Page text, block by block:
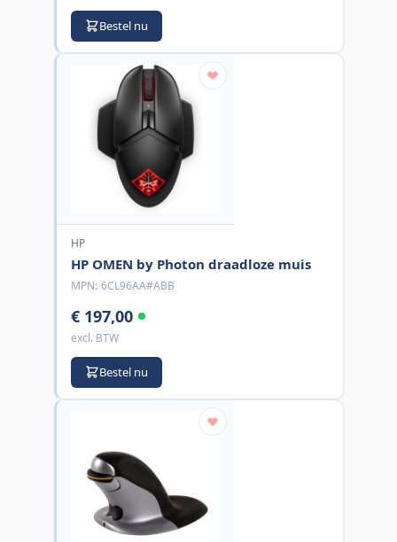
Bestel nu
HP
HP OMEN by Photon draadloze muis
MPN: 6CL96AA#ABB
€ 197,00
excl. BTW
Bestel nu